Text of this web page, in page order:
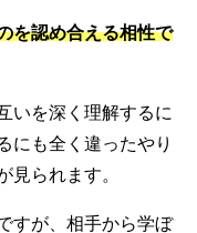
を認め合える相性で
いを深く理解するに
にも全く違ったやり
見られます。
すが、相手から学ぼ